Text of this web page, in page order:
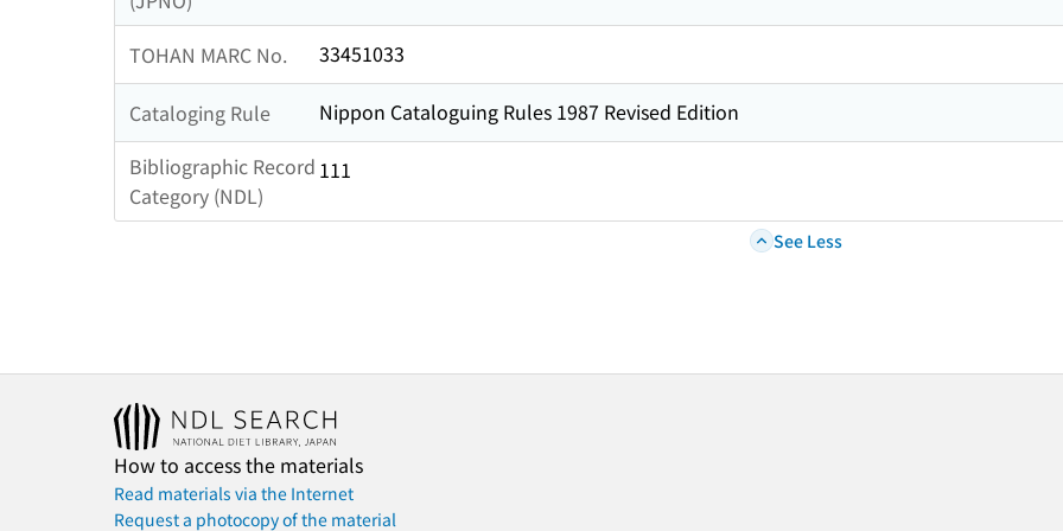
TOHAN MARC No. 33451033
Cataloging Rule
Nippon Cataloguing Rules 1987 Revised Edition
Bibliographic Record
Category (NDL)
111
See Less
How to access the materials
Read materials via the Internet
Request a photocopy of the material